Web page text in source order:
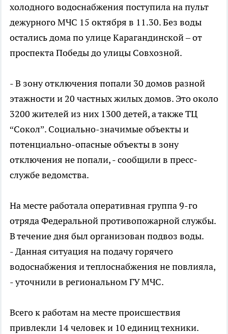
холодного водоснабжения поступила на пульт
дежурного МЧС 15 октября в 11.30. Без воды
остались дома по улице Карагандинской – от
проспекта Победы до улицы Совхозной.
- В зону отключения попали 30 домов разной
этажности и 20 частных жилых домов. Это около
3200 жителей из них 1300 детей, а также ТЦ
“Сокол”. Социально-значимые объекты и
потенциально-опасные объекты в зону
отключения не попали, - сообщили в пресс-
службе ведомства.
На месте работала оперативная группа 9-го
отряда Федеральной противопожарной службы.
В течение дня был организован подвоз воды.
- Данная ситуация на подачу горячего
водоснабжения и теплоснабжения не повлияла,
- уточнили в региональном ГУ МЧС.
Всего к работам на месте происшествия
привлекли 14 человек и 10 единиц техники.